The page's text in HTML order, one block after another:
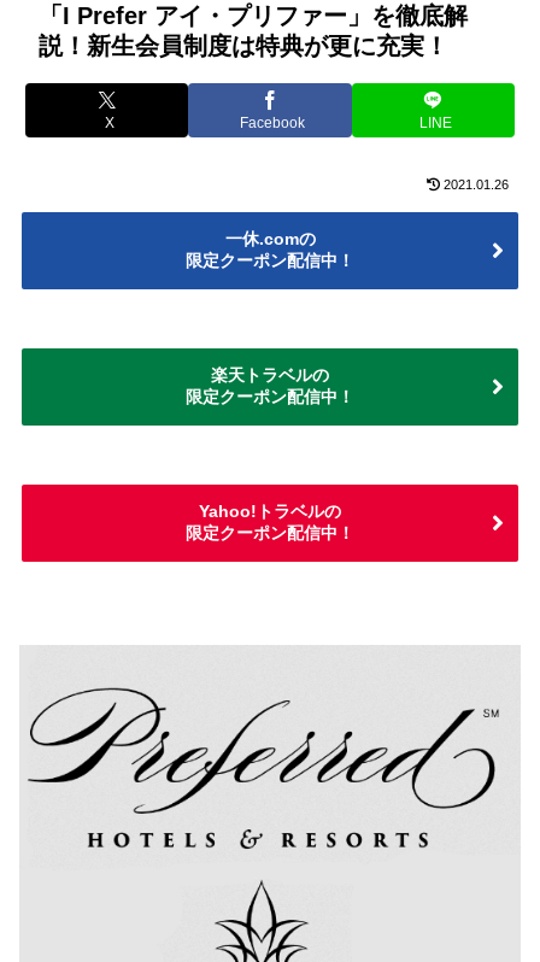
「I Prefer アイ・プリファー」を徹底解
説！新生会員制度は特典が更に充実！
X Facebook LINE
2021.01.26
一休.comの
限定クーポン配信中！
楽天トラベルの
限定クーポン配信中！
Yahoo!トラベルの
限定クーポン配信中！